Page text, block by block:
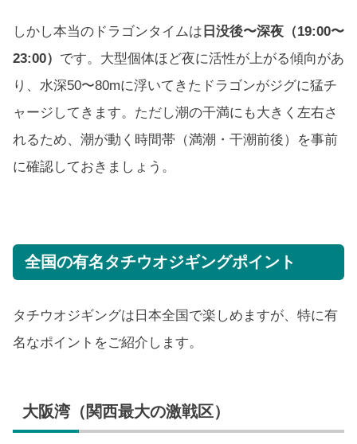
しかし本当のドラゴンタイムは 日没後〜深夜（19:00〜
23:00） です。大型個体ほど夜に活性が上がる傾向があ
り、水深50〜80mに浮いてきたドラゴンがジグに猛チ
ャージしてきます。ただし潮の干満にも大きく左右さ
れるため、潮が動く時間帯（満潮・干潮前後）を事前
に確認しておきましょう。
全国の有名タチウオジギングポイント
タチウオジギングは日本全国で楽しめますが、特に有
名なポイントをご紹介します。
大阪湾（関西最大の激戦区）